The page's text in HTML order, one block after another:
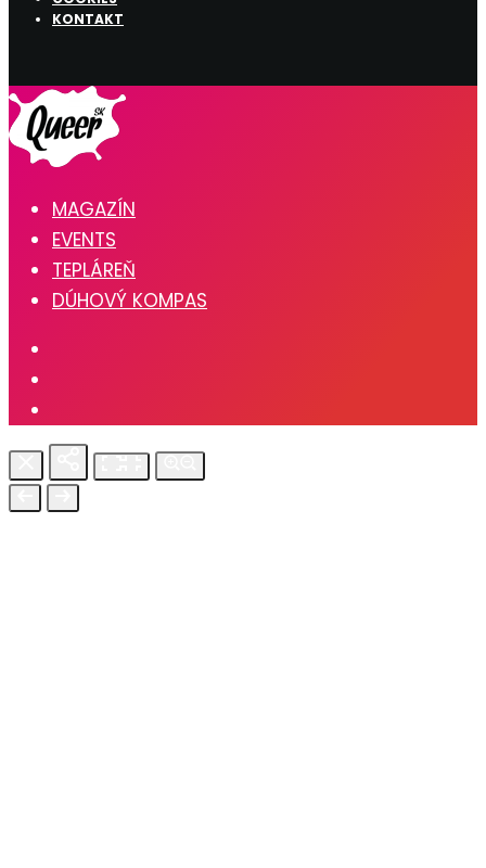
KONTAKT
MAGAZÍN
EVENTS
TEPLÁREŇ
DÚHOVÝ KOMPAS